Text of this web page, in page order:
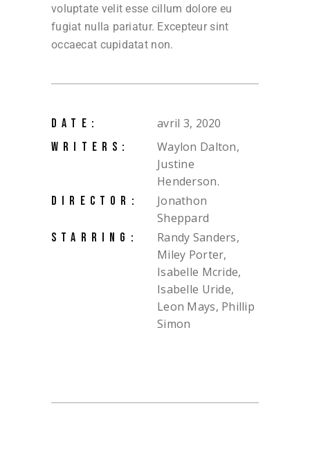
voluptate velit esse cillum dolore eu
fugiat nulla pariatur. Excepteur sint
occaecat cupidatat non.
DATE: avril 3, 2020
WRITERS:
Waylon Dalton,
Justine
Henderson.
DIRECTOR:
Jonathon
Sheppard
STARRING:
Randy Sanders,
Miley Porter,
Isabelle Mcride,
Isabelle Uride,
Leon Mays, Phillip
Simon